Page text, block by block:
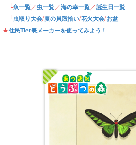
└魚一覧／虫一覧／海の幸一覧／誕生日一覧
└虫取り大会/夏の貝殻拾い/花火大会/お盆
★住民Tier表メーカーを使ってみよう！